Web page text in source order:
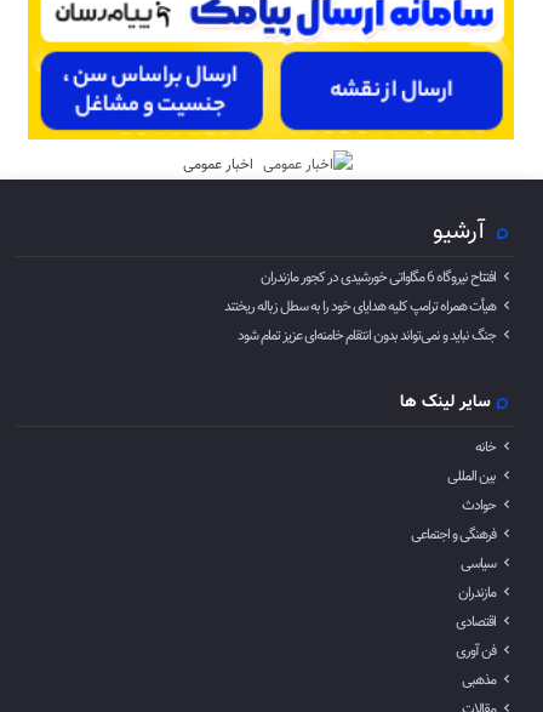
اخبار عمومی
آرشیو
افتتاح نیروگاه 6 مگاواتی خورشیدی در کجور مازندران
هیأت همراه ترامپ کلیه هدایای خود را به سطل زباله ریختند
جنگ نباید و نمی‌تواند بدون انتقام خامنه‌ای عزیز تمام شود
سایر لینک ها
خانه
بین المللی
حوادث
فرهنگی و اجتماعی
سیاسی
مازندران
اقتصادی
فن آوری
مذهبی